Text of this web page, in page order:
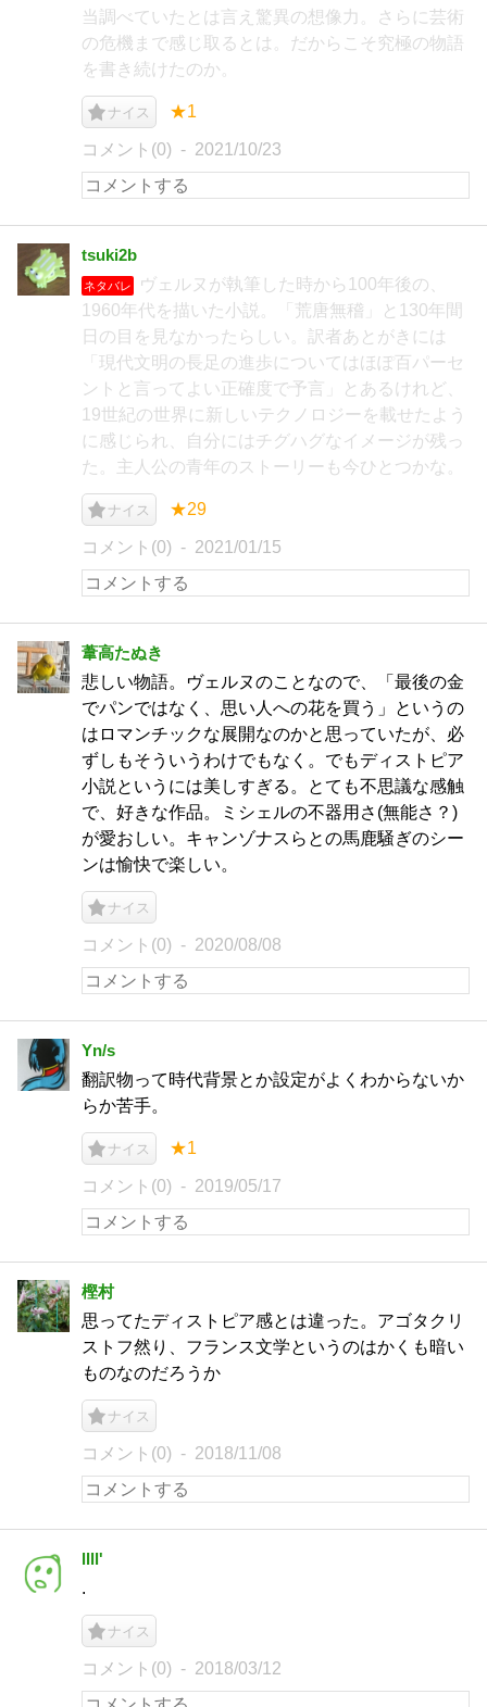
当調べていたとは言え驚異の想像力。さらに芸術
の危機まで感じ取るとは。だからこそ究極の物語
を書き続けたのか。
ナイス ★1
コメント(0) 2021/10/23
tsuki2b
ネタバレ
ヴェルヌが執筆した時から100年後の、
1960年代を描いた小説。「荒唐無稽」と130年間
日の目を見なかったらしい。訳者あとがきには
「現代文明の長足の進歩についてはほぽ百パーセ
ントと言ってよい正確度で予言」とあるけれど、
19世紀の世界に新しいテクノロジーを載せたよう
に感じられ、自分にはチグハグなイメージが残っ
た。主人公の青年のストーリーも今ひとつかな。
ナイス ★29
コメント(0) 2021/01/15
葦高たぬき
悲しい物語。ヴェルヌのことなので、「最後の金
でパンではなく、思い人への花を買う」というの
はロマンチックな展開なのかと思っていたが、必
ずしもそういうわけでもなく。でもディストピア
小説というには美しすぎる。とても不思議な感触
で、好きな作品。ミシェルの不器用さ(無能さ？)
が愛おしい。キャンゾナスらとの馬鹿騒ぎのシー
ンは愉快で楽しい。
ナイス
コメント(0) 2020/08/08
Yn/s
翻訳物って時代背景とか設定がよくわからないか
らか苦手。
ナイス ★1
コメント(0) 2019/05/17
樫村
思ってたディストピア感とは違った。アゴタクリ
ストフ然り、フランス文学というのはかくも暗い
ものなのだろうか
ナイス
コメント(0) 2018/11/08
llll'
.
ナイス
コメント(0) 2018/03/12